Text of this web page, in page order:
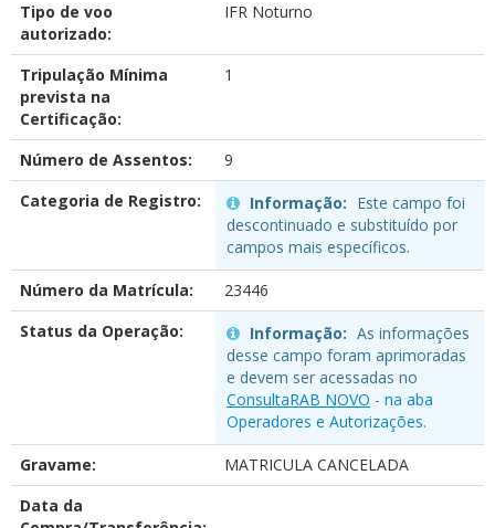
Tipo de voo
autorizado:
IFR Noturno
Tripulação Mínima
prevista na
Certificação:
1
Número de Assentos:
9
Categoria de Registro:
Informação: Este campo foi
descontinuado e substituído por
campos mais específicos.
Número da Matrícula:
23446
Status da Operação:
Informação: As informações
desse campo foram aprimoradas
e devem ser acessadas no
ConsultaRAB NOVO - na aba
Operadores e Autorizações.
Gravame:
MATRICULA CANCELADA
Data da